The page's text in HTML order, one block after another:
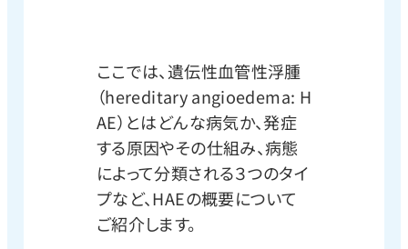
ここでは、遺伝性血管性浮腫
（hereditary angioedema: H
AE）とはどんな病気か、発症
する原因やその仕組み、病態
によって分類される３つのタイ
プなど、HAEの概要について
ご紹介します。